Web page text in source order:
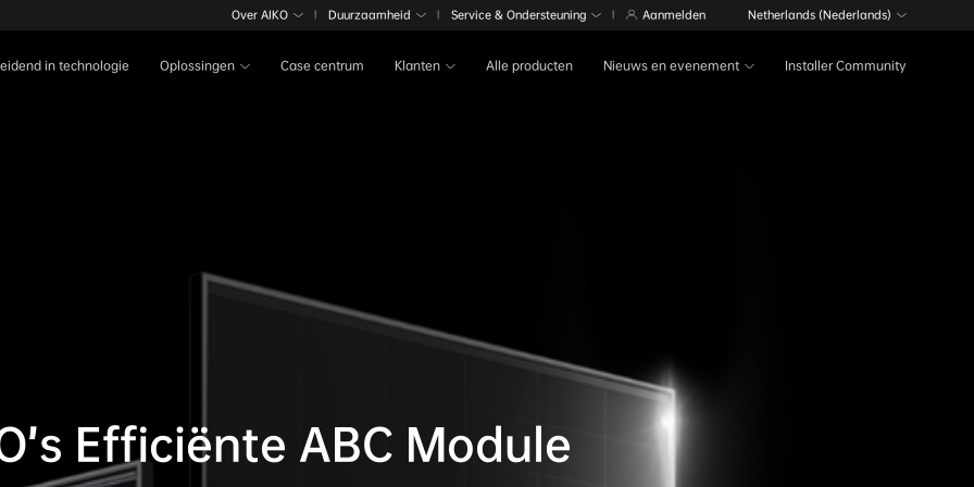
in technologie Oplossingen Case centrum Klanten Alle producten Nieuws en evenement Installer Community
Over AIKO | Duurzaamheid | Service & Ondersteuning | Aanmelden Netherlands (Nederlands)
Efficiënte ABC Module